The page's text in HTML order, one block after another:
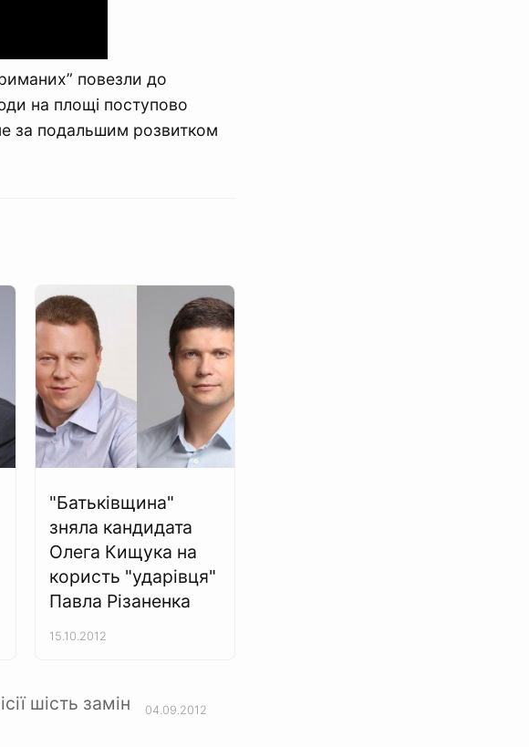
повезли до
на площі поступово
за подальшим розвитком
"Батьківщина"
зняла кандидата
Олега Кищука на
користь "ударівця"
Павла Різаненка
15.10.2012
шість замін
04.09.2012